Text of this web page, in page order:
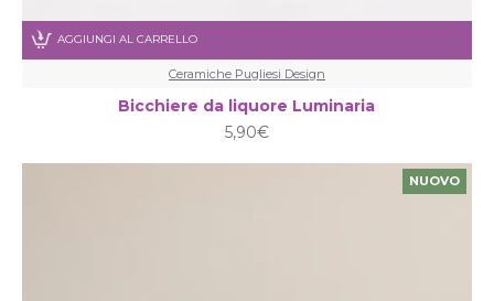
Ceramiche Pugliesi Design
Bicchiere da liquore Luminaria
5,90€
AGGIUNGI AL CARRELLO
NUOVO